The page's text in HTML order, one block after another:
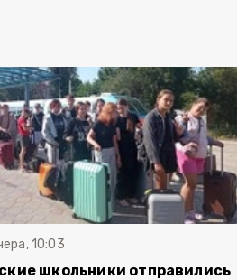
10:03
школьники отправились